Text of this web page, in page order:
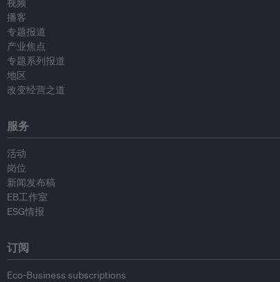
视频
播客
专题报道
产业焦点
专题系列报道
地区
改变经营之道
服务
活动
岗位
新闻发布稿
EB工作室
ESG情报
订阅
Eco-Business subscriptions